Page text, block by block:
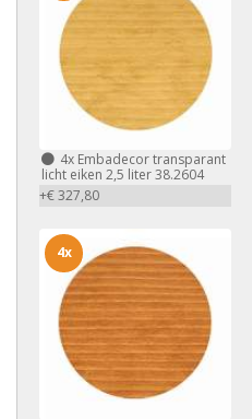
4x Embadecor transparant
licht eiken 2,5 liter 38.2604
+€ 327,80
4x